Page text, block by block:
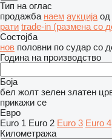
Тип на оглас
продажба наем аукција од
рати trade-in (размена со
Состојба
нов половни по судар со
Година на производство
Боја
бел жолт зелен златен
прикажи се
Евро
Euro 1 Euro 2 Euro 3 Euro 4
Километража